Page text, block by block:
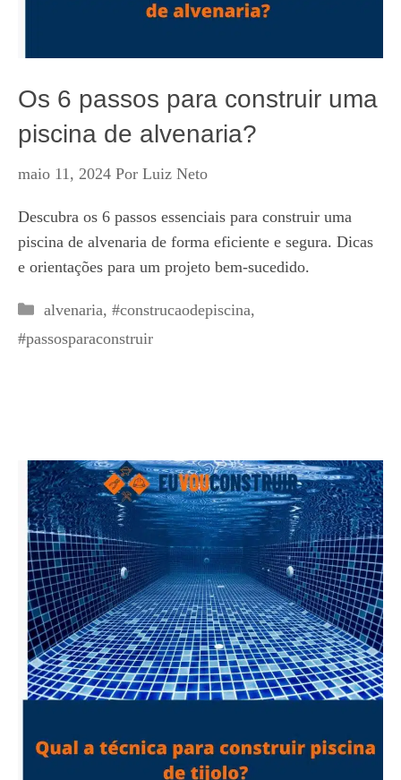
Os 6 passos para construir uma
piscina de alvenaria?
maio 11, 2024 Por Luiz Neto
Descubra os 6 passos essenciais para construir uma
piscina de alvenaria de forma eficiente e segura. Dicas
e orientações para um projeto bem-sucedido.
Categorias
alvenaria, #construcaodepiscina,
#passosparaconstruir